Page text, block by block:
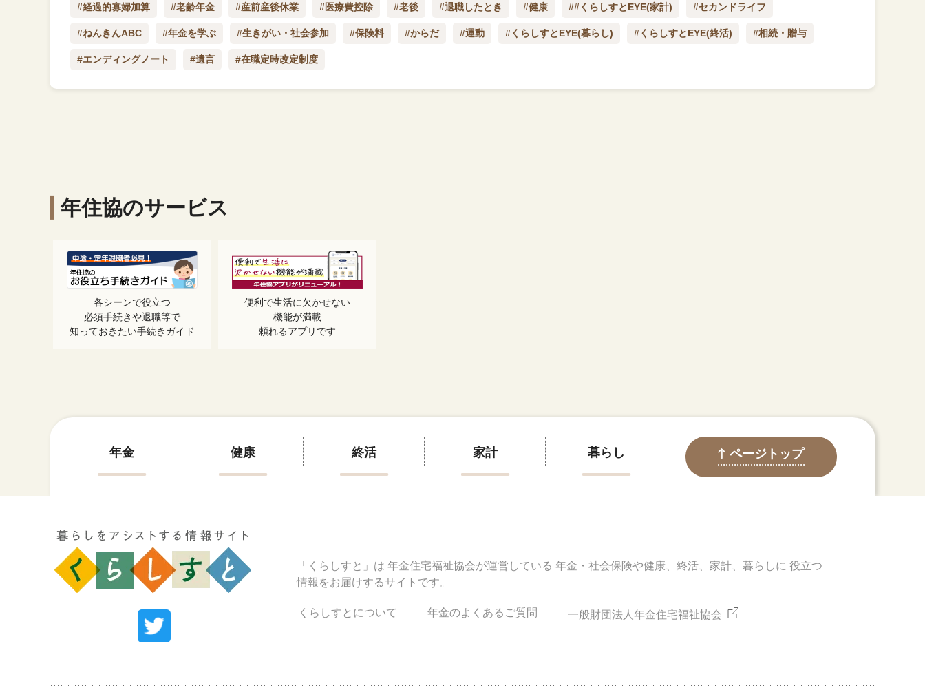
#経過的寡婦加算 #老齢年金 #産前産後休業 #医療費控除 #老後 #退職したとき #健康 ##くらしすとEYE(家計) #セカンドライフ
#ねんきんABC #年金を学ぶ #生きがい・社会参加 #保険料 #からだ #運動 #くらしすとEYE(暮らし) #くらしすとEYE(終活) #相続・贈与
#エンディングノート #遺言 #在職定時改定制度
年住協のサービス
各シーンで役立つ
必須手続きや退職等で
知っておきたい手続きガイド
便利で生活に欠かせない
機能が満載
頼れるアプリです
年金 健康 終活 家計 暮らし ページトップ
「くらしすと」は 年金住宅福祉協会が運営している 年金・社会保険や健康、終活、家計、暮らしに 役立つ
情報をお届けするサイトです。
くらしすとについて 年金のよくあるご質問 一般財団法人年金住宅福祉協会